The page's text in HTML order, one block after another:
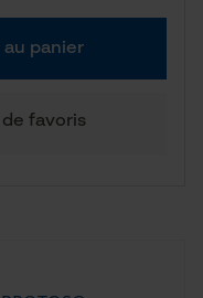
panier
favoris